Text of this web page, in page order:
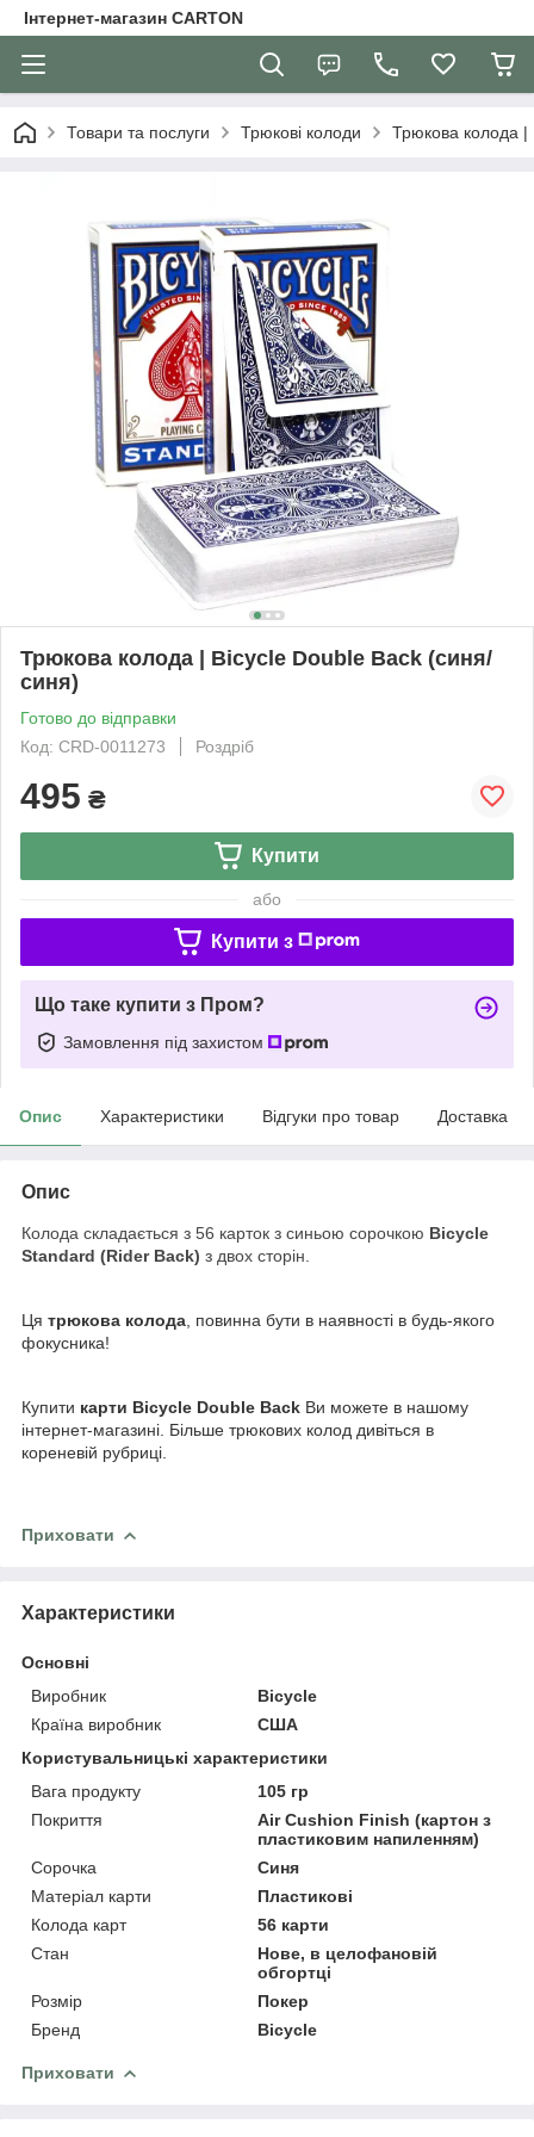
Інтернет-магазин CARTON
Товари та послуги Трюкові колоди Трюкова колода |
Трюкова колода | Bicycle Double Back (синя/
синя)
Готово до відправки
Код: CRD-0011273
Роздріб
495 ₴
Купити
або
Купити з
Що таке купити з Пром?
Замовлення під захистом
Опис Характеристики Відгуки про товар Доставка
Опис
Колода складається з 56 карток з синьою сорочкою Bicycle
Standard (Rider Back) з двох сторін.
Ця трюкова колода , повинна бути в наявності в будь-якого
фокусника!
Купити карти Bicycle Double Back Ви можете в нашому
інтернет-магазині. Більше трюкових колод дивіться в
кореневій рубриці.
Приховати
Характеристики
Основні
Виробник
Bicycle
Країна виробник
США
Користувальницькі характеристики
Вага продукту
105 гр
Покриття
Air Cushion Finish (картон з
пластиковим напиленням)
Сорочка
Синя
Матеріал карти
Пластикові
Колода карт
56 карти
Стан
Нове, в целофановій
обгортці
Розмір
Покер
Бренд
Bicycle
Приховати